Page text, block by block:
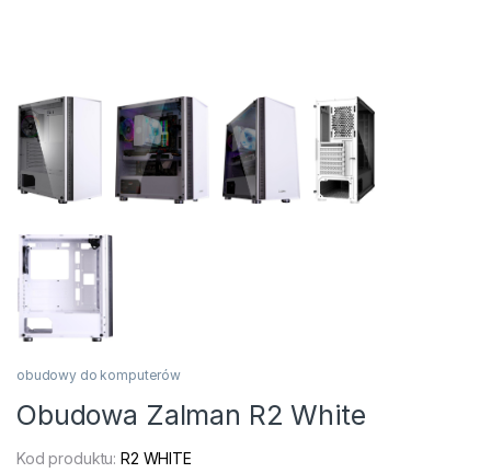
obudowy do komputerów
Obudowa Zalman R2 White
Kod produktu:R2 WHITE